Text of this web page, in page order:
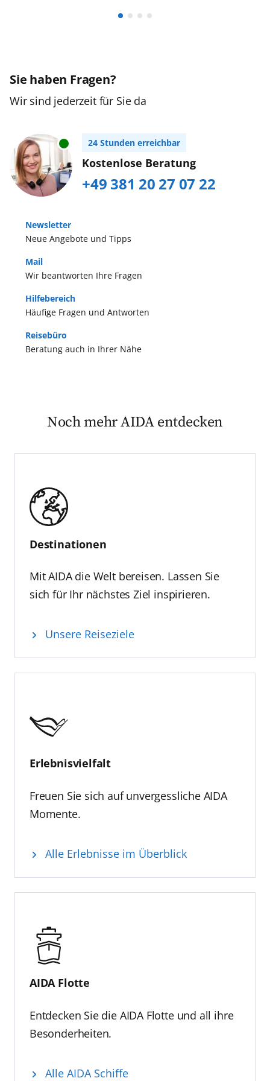
Sie haben Fragen?
Wir sind jederzeit für Sie da
24 Stunden erreichbar
Kostenlose Beratung
+49 381 20 27 07 22
Neue Angebote und Tipps
Newsletter
Häufige Fragen und Antworten
Hilfebereich
Wir beantworten Ihre Fragen
Mail
Beratung auch in Ihrer Nähe
Reisebüro
Noch mehr AIDA entdecken
Destinationen
Mit AIDA die Welt bereisen. Lassen Sie
sich für Ihr nächstes Ziel inspirieren.
Unsere Reiseziele
Erlebnisvielfalt
Freuen Sie sich auf unvergessliche AIDA
Momente.
Alle Erlebnisse im Überblick
AIDA Flotte
Entdecken Sie die AIDA Flotte und all ihre
Besonderheiten.
Alle AIDA Schiffe